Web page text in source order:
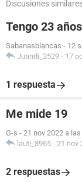
Discusiones
Tengo 23
Sabanasblancas - 12
Juandi_2529 - 17
1 respuesta
Me mide 19
G-s - 21 nov 2022 a las
lauti_8965 - 21 nov
2 respuestas